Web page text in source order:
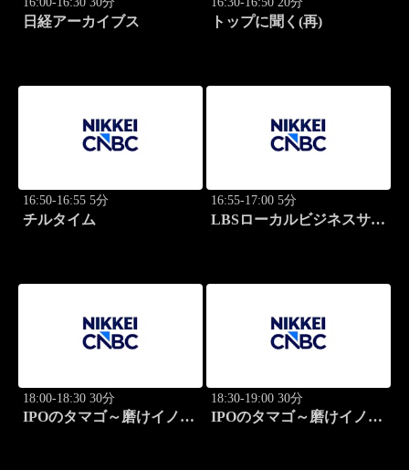
日経アーカイブス トップに聞く(再)
16:50-16:55 5分
チルタイム
16:55-17:00 5分
LBSローカルビジネスサテ
18:00-18:30 30分
IPOのタマゴ～磨けイノベ
18:30-19:00 30分
IPOのタマゴ～磨けイノベ